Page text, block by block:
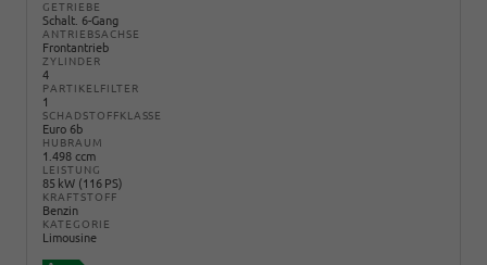
GETRIEBE
Schalt. 6-Gang
ANTRIEBSACHSE
Frontantrieb
ZYLINDER
4
PARTIKELFILTER
1
SCHADSTOFFKLASSE
Euro 6b
HUBRAUM
1.498 ccm
LEISTUNG
85 kW (116 PS)
KRAFTSTOFF
Benzin
KATEGORIE
Limousine